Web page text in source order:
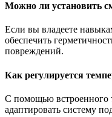
Можно ли установить
Если вы владеете
обеспечить
повреждений.
Как регулируется
С помощью встроенного
адаптировать систему